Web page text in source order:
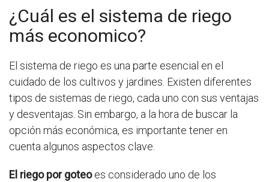
¿Cuál es el sistema de riego
más economico?
El sistema de riego es una parte esencial en el
cuidado de los cultivos y jardines. Existen diferentes
tipos de sistemas de riego, cada uno con sus ventajas
y desventajas. Sin embargo, a la hora de buscar la
opción más económica, es importante tener en
cuenta algunos aspectos clave.
El riego por goteoes considerado uno de los